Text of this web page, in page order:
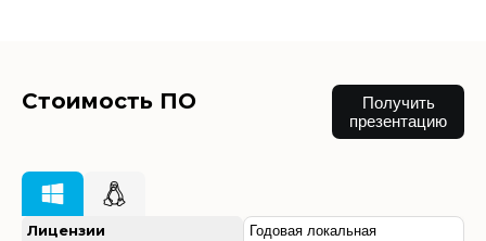
Стоимость ПО
Получить
презентацию
Лицензии
Годовая локальная